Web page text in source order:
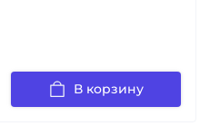
В корзину